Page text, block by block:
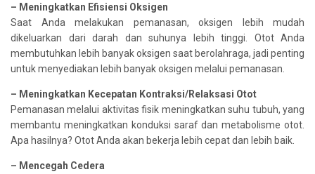
– Meningkatkan Efisiensi Oksigen
Saat Anda melakukan pemanasan, oksigen lebih mudah
dikeluarkan dari darah dan suhunya lebih tinggi. Otot Anda
membutuhkan lebih banyak oksigen saat berolahraga, jadi penting
untuk menyediakan lebih banyak oksigen melalui pemanasan.
– Meningkatkan Kecepatan Kontraksi/Relaksasi Otot
Pemanasan melalui aktivitas fisik meningkatkan suhu tubuh, yang
membantu meningkatkan konduksi saraf dan metabolisme otot.
Apa hasilnya? Otot Anda akan bekerja lebih cepat dan lebih baik.
– Mencegah Cedera